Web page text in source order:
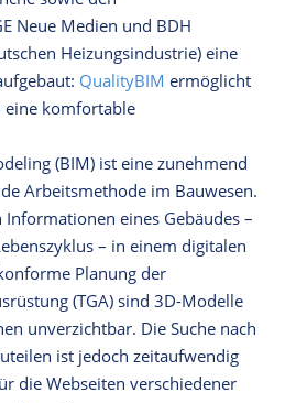
Neue Medien und BDH
Heizungsindustrie) eine
QualityBIM ermöglicht
eine komfortable
(BIM) ist eine zunehmend
Arbeitsmethode im Bauwesen.
eines Gebäudes –
– in einem digitalen
Planung der
(TGA) sind 3D-Modelle
unverzichtbar. Die Suche nach
ist jedoch zeitaufwendig
die Webseiten verschiedener